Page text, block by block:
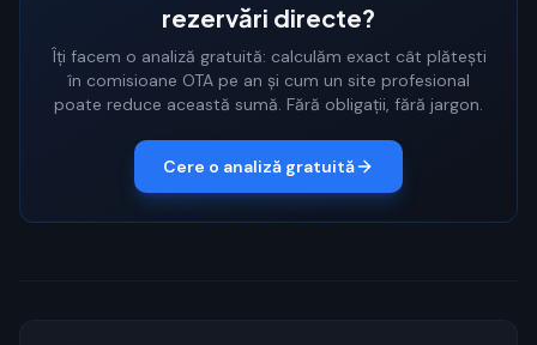
rezervări directe?
Îți facem o analiză gratuită: calculăm exact cât plătești
în comisioane OTA pe an și cum un site profesional
poate reduce această sumă. Fără obligații, fără jargon.
Cere o analiză gratuită